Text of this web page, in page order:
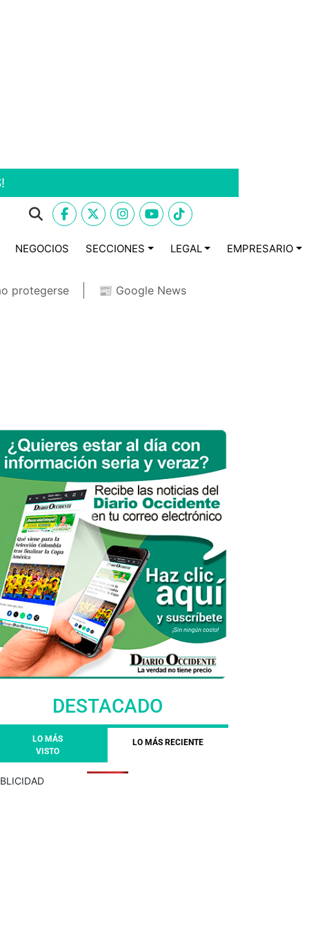
NEGOCIOS SECCIONES LEGAL EMPRESARIO
protegerse 📰 Google News
DESTACADO
LO MÁS
VISTO
LO MÁS RECIENTE